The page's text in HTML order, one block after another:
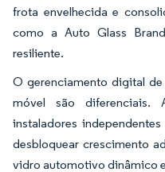
frota envelhecida e
como a Auto Glass
resiliente.
O gerenciamento digital
móvel são diferenciais.
instaladores
desbloquear crescimento
vidro automotivo dinâmico